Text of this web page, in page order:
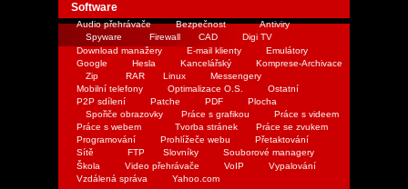
Software
Audio přehrávače Bezpečnost
Antiviry
Spyware
Firewall CAD
Digi TV
Download manažery
E-mail klienty
Emulátory
Google
Hesla Kancelářský
Komprese-Archivace
Zip
RAR Linux
Messengery
Mobilní telefony
Optimalizace O.S.
Ostatní
P2P sdílení
Patche PDF
Plocha
Spořiče obrazovky
Práce s grafikou
Práce s videem
Práce s webem
Tvorba stránek
Práce se zvukem
Programování
Prohlížeče webu
Přetaktování
Sítě
FTP Slovníky
Souborové managery
Škola
Video přehrávače VoIP
Vypalování
Vzdálená správa
Yahoo.com